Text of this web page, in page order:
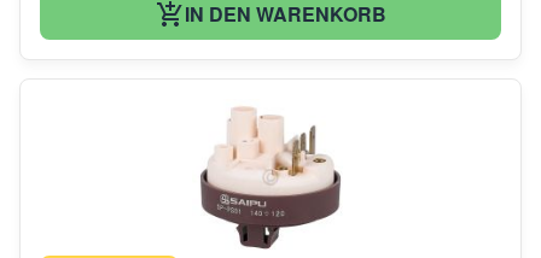
IN DEN WARENKORB